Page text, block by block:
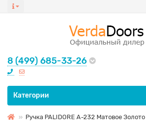
8 (499) 685-33-26
Все категории
Категории
Ручка PALIDORE A-232 Матовое